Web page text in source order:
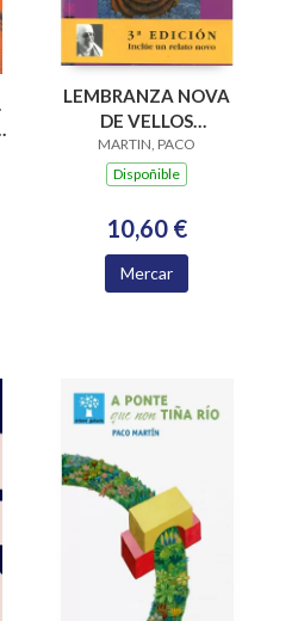
LEMBRANZA NOVA
DE VELLOS
MESTERES
MARTIN, PACO
Dispoñible
10,60 €
Mercar